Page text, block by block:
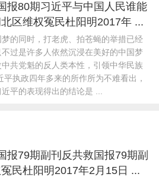
报80期习近平与中国人民谁能
区维权冤民杜阳明2017年 ...
的同时，打老虎、拍苍蝇的举措已经
过是许多人依然沉浸在美好的中国梦
共党魁的反人类本性，引领中华民族
执政四年多来的所作所为不难看出，
平的表现得出的结论是 ...
报79期副刊反共救国报79期副
民杜阳明2017年2月15日 ...